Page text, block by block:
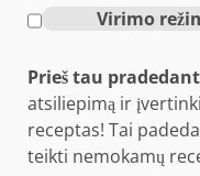
Virimo
Prieš tau
atsiliepimą ir
receptas! Tai
teikti nemokamų